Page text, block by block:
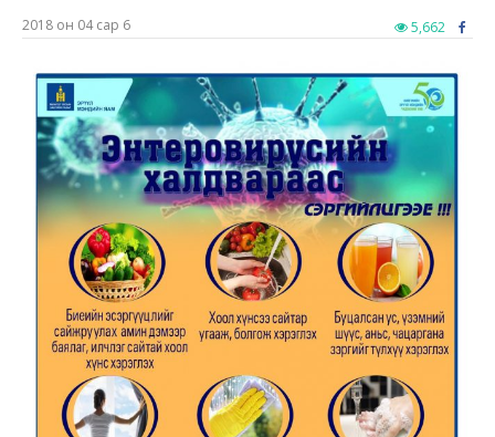
2018 он 04 сар 6 5,662